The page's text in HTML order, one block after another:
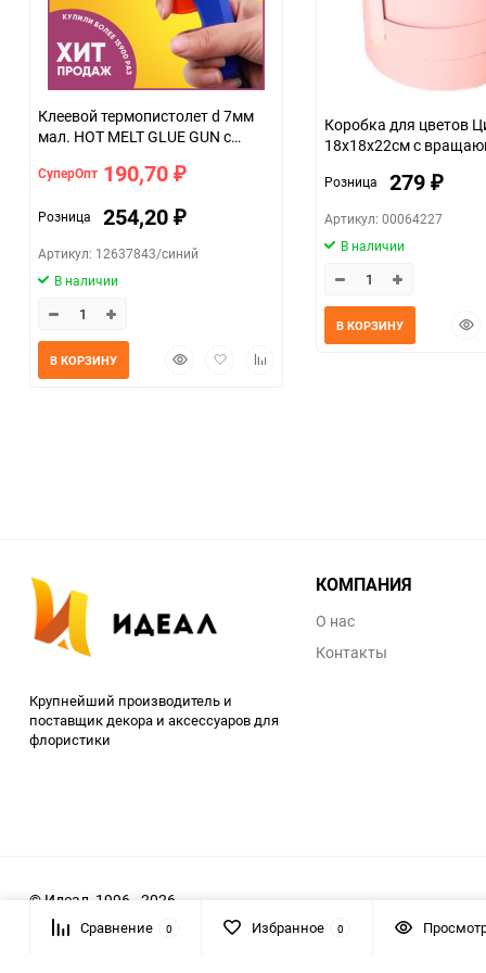
Клеевой термопистолет d 7мм
мал. HOT MELT GLUE GUN с
СуперОпт 190,70 ₽
Розница 254,20 ₽
Артикул: 12637843/синий
В наличии
БыстрыйДобавитьДобавить
В КОРЗИНУ
Коробка для цветов
18х18х22см с
Розница 279 ₽
Артикул: 00064227
В наличии
В КОРЗИНУ
Крупнейший производитель и
поставщик декора и аксессуаров для
флористики
КОМПАНИЯ
О нас
Контакты
© Идеал, 1996 - 2026
Сравнение 0 Избранное 0